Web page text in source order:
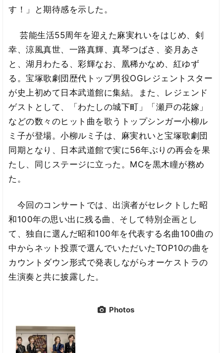
す！」と期待感を示した。
芸能生活55周年を迎えた麻実れいをはじめ、剣
幸、涼風真世、一路真輝、真琴つばさ、姿月あさ
と、湖月わたる、彩輝なお、凰稀かなめ、紅ゆず
る。宝塚歌劇団歴代トップ男役OGレジェントスター
が史上初めて日本武道館に集結。また、レジェンド
ゲストとして、「わたしの城下町」「瀬戸の花嫁」
などの数々のヒット曲を歌うトップシンガー小柳ル
ミ子が登場。小柳ルミ子は、麻実れいと宝塚歌劇団
同期となり、日本武道館で実に56年ぶりの再会を果
たし、同じステージに立った。MCを黒木瞳が務め
た。
今回のコンサートでは、出演者がセレクトした昭
和100年の思い出に残る曲、そして特別企画とし
て、独自に選んだ昭和100年を代表する名曲100曲の
中からネット投票で選んでいただいたTOP10の曲を
カウントダウン形式で発表しながらオーケストラの
生演奏と共に披露した。
Photos